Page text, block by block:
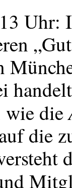
Uhr:
wie die
die